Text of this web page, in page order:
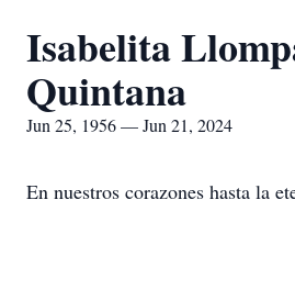
Isabelita
Quintana
Jun 25, 1956 — Jun 21, 2024
En nuestros corazones hasta la